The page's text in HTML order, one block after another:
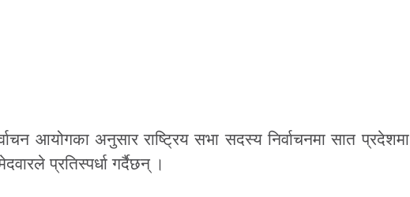
आयोगका अनुसार राष्ट्रिय सभा सदस्य निर्वाचनमा सात प्रदेशमा
प्रतिस्पर्धा गर्दैछन् ।